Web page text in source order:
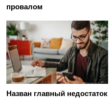
провалом
Назван главный недостаток